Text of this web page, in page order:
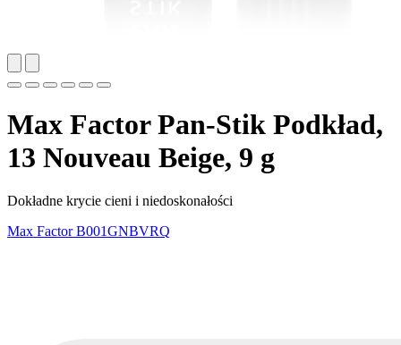
Max Factor Pan-Stik Podkład,
13 Nouveau Beige, 9 g
Dokładne krycie cieni i niedoskonałości
Max FactorB001GNBVRQ